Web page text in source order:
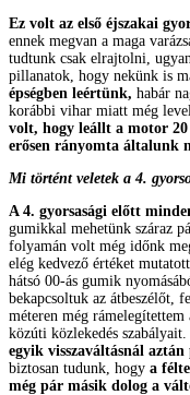
Ez volt az első éjszakai
ennek megvan a maga
tudtunk csak elrajtolni,
pillanatok, hogy nekünk is
épségben leértünk, habár
korábbi vihar miatt még
volt, hogy leállt a motor
erősen rányomta általunk
Mi történt veletek a 4.
A 4. gyorsasági előtt
gumikkal mehetünk száraz
folyamán volt még időnk
elég kedvező értéket
hátsó 00-ás gumik
bekapcsoltuk az átbeszélőt,
méteren még
közúti közlekedés szabályait.
egyik visszaváltásnál
biztosan tudunk, hogy a
még pár másik dolog a